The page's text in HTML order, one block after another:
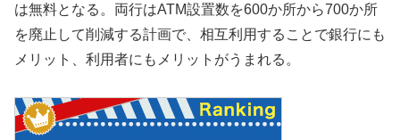
は無料となる。両行はATM設置数を600か所から700か所
を廃止して削減する計画で、相互利用することで銀行にも
メリット、利用者にもメリットがうまれる。